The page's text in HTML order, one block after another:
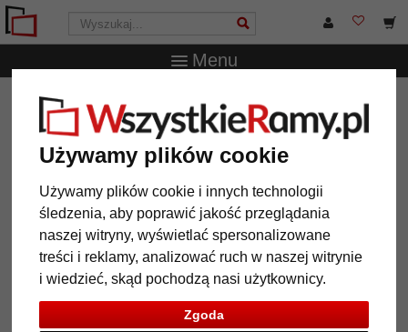
Używamy plików cookie
Używamy plików cookie i innych technologii
śledzenia, aby poprawić jakość przeglądania
naszej witryny, wyświetlać spersonalizowane
treści i reklamy, analizować ruch w naszej witrynie
i wiedzieć, skąd pochodzą nasi użytkownicy.
Zgoda
Menu
WszystkieRamy.pl Wielkość ramy 70x70 cm
Barokowa
rama Aveiro
Barokowa rama Aveiro